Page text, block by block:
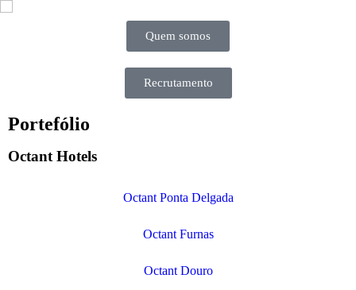
Quem somos
Recrutamento
Portefólio
Octant Hotels
Octant Ponta Delgada
Octant Furnas
Octant Douro